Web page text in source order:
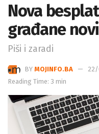
Nova
građane
Piši i zaradi
BY MOJINFO.BA
Reading Time: 3 min